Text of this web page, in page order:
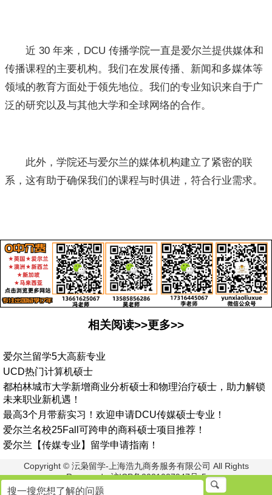
近 30 年来，DCU 传播学院一直是爱尔兰提供媒体和
传播课程的主要机构。我们在发展传播、新闻和多媒体等
领域的教育方面处于领先地位。我们的专业知识来自于广
泛的研究以及与其他大学和全球网络的合作。
此外，学院还与爱尔兰的媒体机构建立了紧密的联
系，这有助于确保我们的课程与时俱进，符合行业需求。
相关阅读>>更多>>
爱尔兰留学5大高薪专业
UCD热门计算机硕士
都柏林城市大学新增商业分析硕士和物理治疗硕士，助力解锁
未来职业新机遇！
最高3个月带薪实习！欢迎申请DCU传媒硕士专业！
爱尔兰名校25Fall可跨申的商科硕士项目推荐！
爱尔兰【传媒专业】留学申请指南！
Copyright © 沄枭留学-上海浩九商务服务有限公司 All Rights
Reserved. 沪ICP备2021027947号-5
李老师:18616861521 冯老师:13661625067